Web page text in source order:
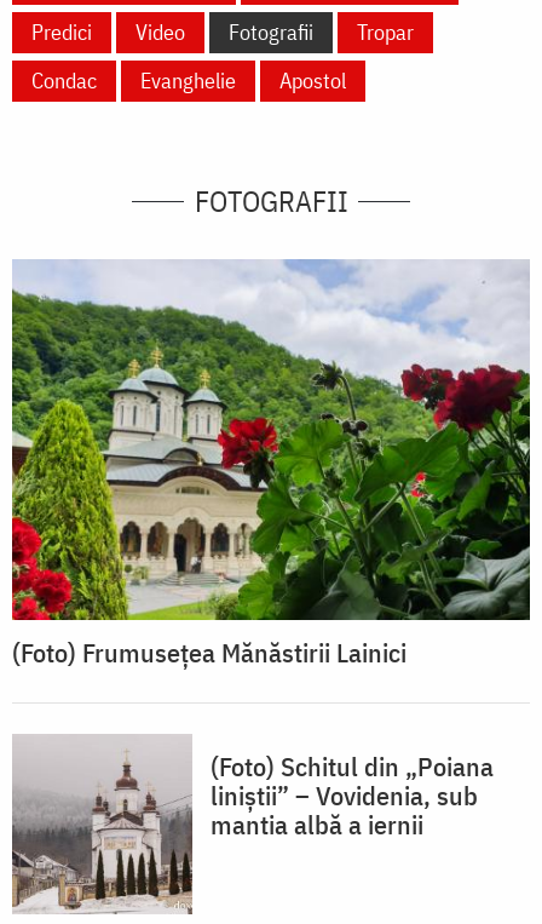
Predici
Video Fotografii
Tropar
Condac
Evanghelie Apostol
FOTOGRAFII
(Foto) Frumusețea Mănăstirii Lainici
(Foto) Schitul din „Poiana
liniștii” – Vovidenia, sub
mantia albă a iernii